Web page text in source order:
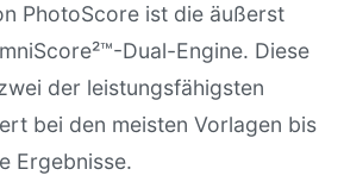
PhotoScore ist die äußerst
Dual-Engine. Diese
der leistungsfähigsten
bei den meisten Vorlagen bis
Ergebnisse.